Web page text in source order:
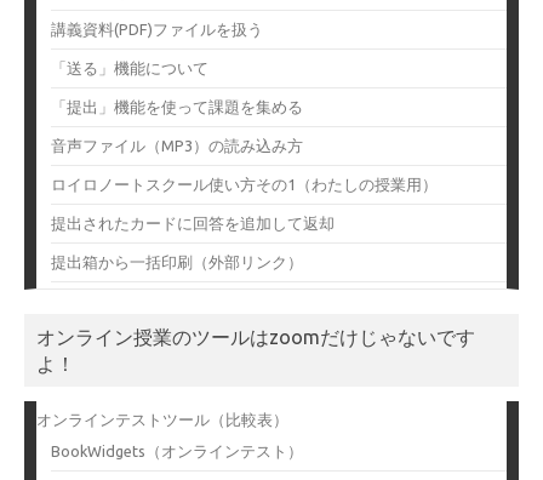
講義資料(PDF)ファイルを扱う
「送る」機能について
「提出」機能を使って課題を集める
音声ファイル（MP3）の読み込み方
ロイロノートスクール使い方その1（わたしの授業用）
提出されたカードに回答を追加して返却
提出箱から一括印刷（外部リンク）
オンライン授業のツールはzoomだけじゃないです
よ！
オンラインテストツール（比較表）
BookWidgets（オンラインテスト）